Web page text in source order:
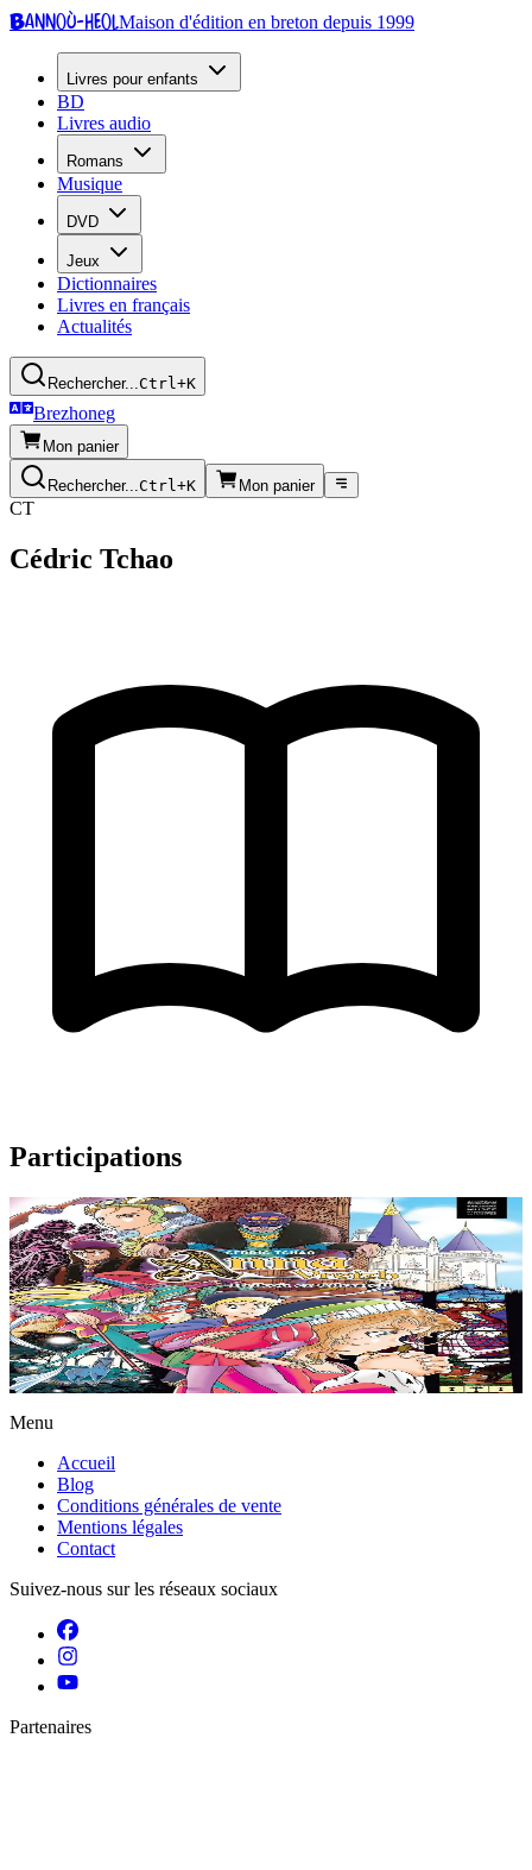
Bannoù-heolMaison d'édition en breton depuis 1999
Livres pour enfants
BD
Livres audio
Romans
Musique
DVD
Jeux
Dictionnaires
Livres en français
Actualités
Rechercher...Ctrl+K
Brezhoneg
Mon panier
Rechercher...Ctrl+K Mon panier
CT
Cédric Tchao
Participations
11 ans et plus
Anna Vreizh - Itrikoù er C'hastell
Encore une sortie scolaire ennuyeuse au château des ducs de
Bretagne pour Gaël, en visite à Nantes… Que nenni ! Le voici
entraîné dans les abîmes du temps par...
En stock12,95 €
Menu
Accueil
Blog
Conditions générales de vente
Mentions légales
Contact
Suivez-nous sur les réseaux sociaux
Partenaires